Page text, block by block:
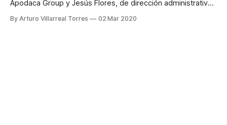
Apodaca Group y Jesús Flores, de dirección administrativa,
el balance entre el trabajo y la familia es el secreto para el
By Arturo Villarreal Torres 02 Mar 2020